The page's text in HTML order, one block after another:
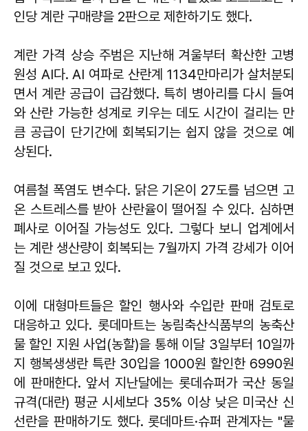
인당 계란 구매량을 2판으로 제한하기도 했다.
계란 가격 상승 주범은 지난해 겨울부터 확산한 고병
원성 AI다. AI 여파로 산란계 1134만마리가 살처분되
면서 계란 공급이 급감했다. 특히 병아리를 다시 들여
와 산란 가능한 성계로 키우는 데도 시간이 걸리는 만
큼 공급이 단기간에 회복되기는 쉽지 않을 것으로 예
상된다.
여름철 폭염도 변수다. 닭은 기온이 27도를 넘으면 고
온 스트레스를 받아 산란율이 떨어질 수 있다. 심하면
폐사로 이어질 가능성도 있다. 그렇다 보니 업계에서
는 계란 생산량이 회복되는 7월까지 가격 강세가 이어
질 것으로 보고 있다.
이에 대형마트들은 할인 행사와 수입란 판매 검토로
대응하고 있다. 롯데마트는 농림축산식품부의 농축산
물 할인 지원 사업(농할)을 통해 이달 3일부터 10일까
지 행복생생란 특란 30입을 1000원 할인한 6990원
에 판매한다. 앞서 지난달에는 롯데슈퍼가 국산 동일
규격(대란) 평균 시세보다 35% 이상 낮은 미국산 신
선란을 판매하기도 했다. 롯데마트·슈퍼 관계자는 "물